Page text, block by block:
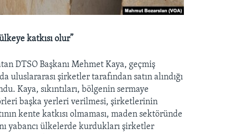
katkısı olur”
DTSO Başkanı Mehmet Kaya, geçmiş
uluslararası şirketler tarafından satın alındığı
Kaya, sıkıntıları, bölgenin sermaye
başka yerleri verilmesi, şirketlerinin
kente katkısı olmaması, maden sektöründe
yabancı ülkelerde kurdukları şirketler